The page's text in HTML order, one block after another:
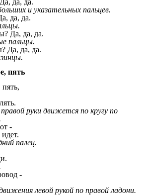
да, да.
и указательных пальцев.
да, да.
Да, да, да.
пальцы.
Да, да, да.
пять
руки движется по кругу по
-
палец.
-
левой рукой по правой ладони.